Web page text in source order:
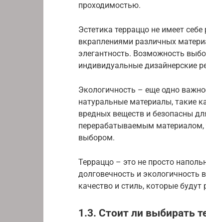
проходимостью.
Эстетика терраццо не имеет
вкраплениями различных
элегантность. Возможность
индивидуальные дизайнерские
Экологичность – еще одно
натуральные материалы, такие
вредных веществ и безопасны
перерабатываемым материалом,
выбором.
Терраццо – это не просто
долговечность и
качество и стиль, которые
1.3. Стоит ли выбирать